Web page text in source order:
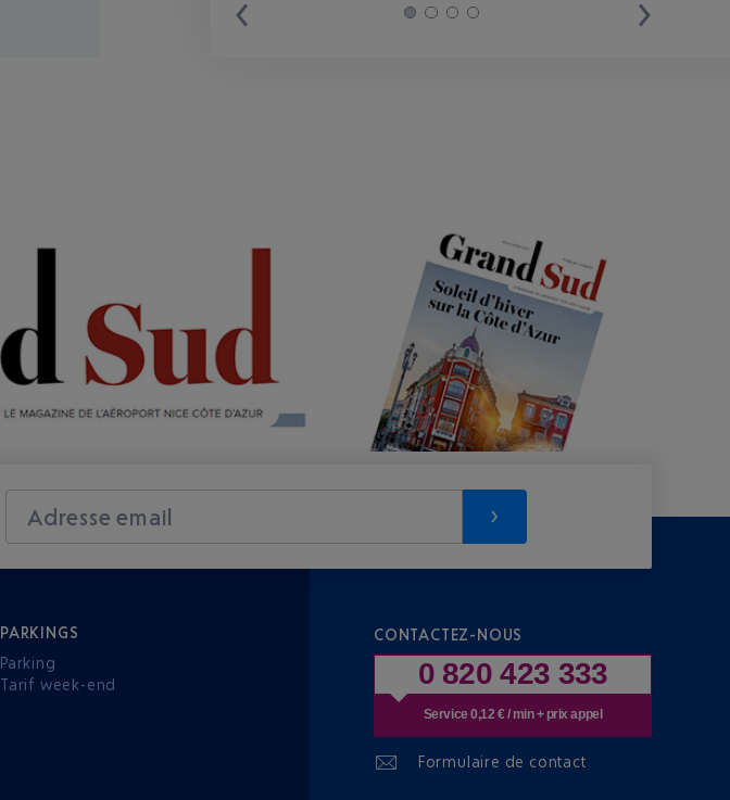
Adresse email
PARKINGS
Parking
Tarif week-end
CONTACTEZ-NOUS
0 820 423 333
Service 0,12 € / min + prix appel
Formulaire de contact